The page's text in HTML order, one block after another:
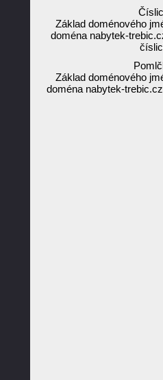
Základ doménového
doména nabytek-
Základ doménového
doména nabytek-